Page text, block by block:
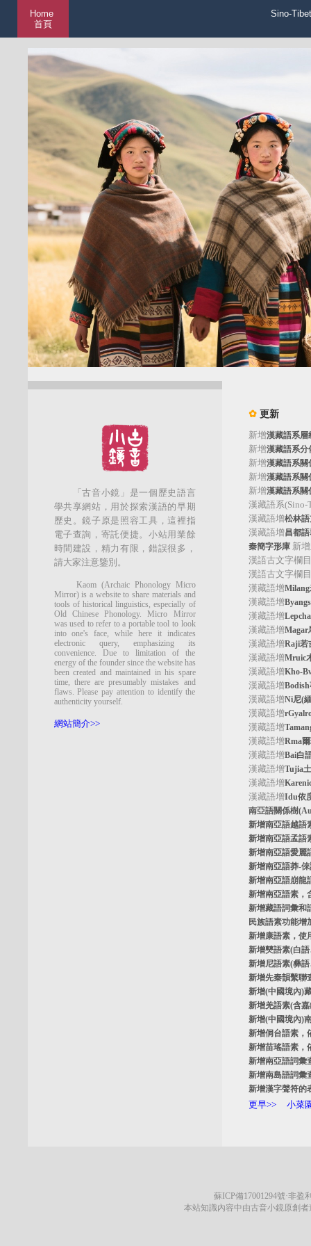
Home
首頁
Sino-
「古音小鏡」是一個歷史語言
學共享網站，用於探索漢語的早期
歷史。鏡子原是照容工具，這裡指
電子查詢，寄託便捷。小站用業餘
時間建設，精力有限，錯誤很多，
請大家注意鑒別。
Kaom (Archaic Phonology Micro
Mirror) is a website to share materials and
tools of historical linguistics, especially of
Old Chinese Phonology. Micro Mirror
was used to refer to a portable tool to look
into one's face, while here it indicates
electronic query, emphasizing its
convenience. Due to limitation of the
energy of the founder since the website has
been created and maintained in his spare
time, there are presumably mistakes and
flaws. Please pay attention to identify the
authenticity yourself.
網站簡介>>
✿ 更新
新增漢藏語系層
新增漢藏語系分
新增漢藏語系關
新增漢藏語系關
新增漢藏語系關
漢藏語系(Sino-
漢藏語增松林語
漢藏語增昌都語
秦簡字形庫新增
漢語古文字欄
漢語古文字欄
漢藏語增Milang
漢藏語增
漢藏語增
漢藏語增Magar
漢藏語增Raji若
漢藏語增Mruic
漢藏語增Kho-
漢藏語增
漢藏語增Ni尼(
漢藏語增
漢藏語增
漢藏語增Rma
漢藏語增Bai白
漢藏語增Tujia
漢藏語增
漢藏語增Idu依
南亞語關係樹
新增南亞語越語
新增南亞語孟語
新增南亞語愛麗
新增南亞語莽-倈
新增南亞語崩龍
新增南亞語素，
新增藏語詞彙和
民族語素功能
新增康語素，使
新增僰語素(白
新增尼語素(彝
新增先秦韻繫聯
新增(中國境內)
新增羌語素(含
新增(中國境內)
新增侗台語素，
新增苗瑤語素，
新增南亞語詞彙
新增南島語詞彙
新增漢字聲符的
更早>> 小菜
蘇ICP備17001294號·非盈
本站知識內容中由古音小鏡原創